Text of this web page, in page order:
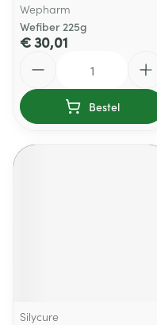
Wepharm
Wefiber 225g
€ 30,01
Bestel
Silycure